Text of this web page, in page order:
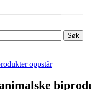
Søk
oppstår